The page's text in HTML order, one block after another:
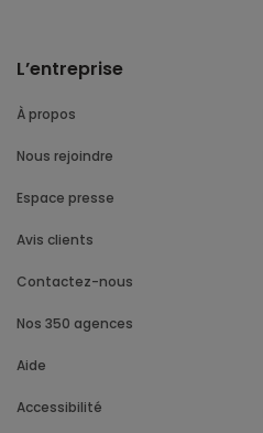
L’entreprise
À propos
Nous rejoindre
Espace presse
Avis clients
Contactez-nous
Nos 350 agences
Aide
Accessibilité